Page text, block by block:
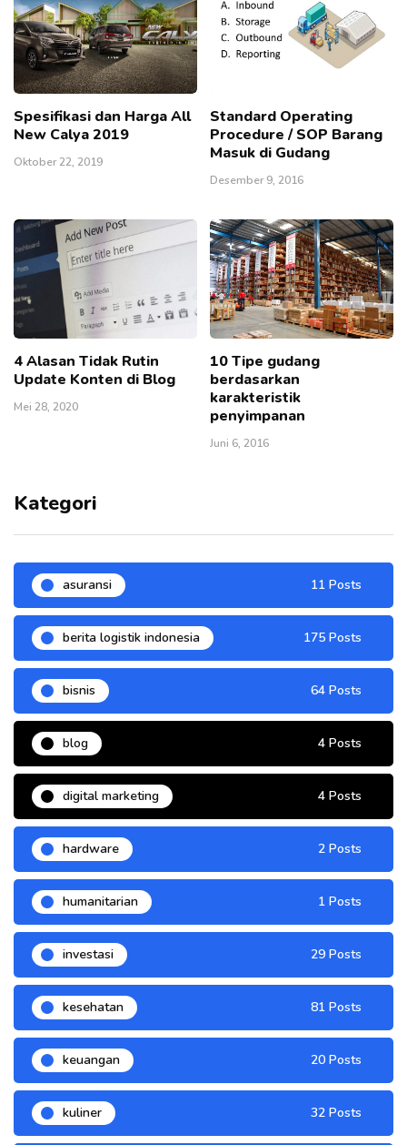
Spesifikasi dan Harga All
New Calya 2019
Oktober 22, 2019
Standard Operating
Procedure / SOP Barang
Masuk di Gudang
Desember 9, 2016
4 Alasan Tidak Rutin
Update Konten di Blog
Mei 28, 2020
10 Tipe gudang
berdasarkan
karakteristik
penyimpanan
Juni 6, 2016
Kategori
asuransi 11 Posts
berita logistik indonesia 175 Posts
bisnis 64 Posts
blog 4 Posts
digital marketing 4 Posts
hardware 2 Posts
humanitarian 1 Posts
investasi 29 Posts
kesehatan 81 Posts
keuangan 20 Posts
kuliner 32 Posts